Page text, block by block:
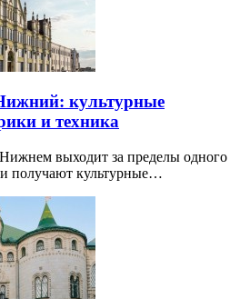
культурные
и техника
выходит за пределы одного
получают культурные…